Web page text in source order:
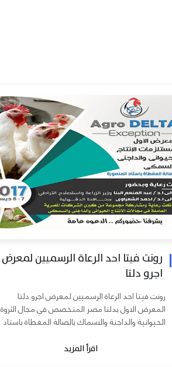
رونت فيتا احد الرعاة الرسميين لمعرض
اجرو دلتا
رونت فيتا احد الرعاة الرسميين لمعرض اجرو دلتا
المعرض الاول بدلتا مصر المتخصص في مجال الثروة
الحيوانية والداجنة والاسماك بالصالة المغطاة باستاد
اقرأ المزيد